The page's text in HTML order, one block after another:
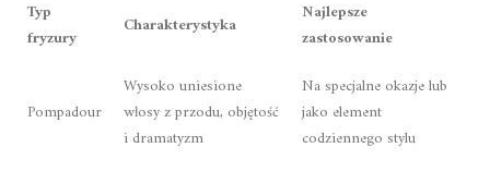
Typ
fryzury
Charakterystyka
Najlepsze
zastosowanie
Pompadour
Wysoko uniesione
włosy z przodu, objętość
i dramatyzm
Na specjalne okazje lub
jako element
codziennego stylu